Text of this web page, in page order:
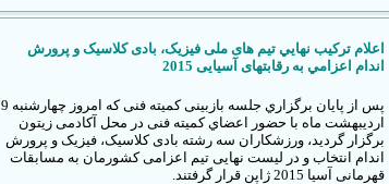
اعلام ترکیب نهايي تیم های ملی فیزیک، بادی کلاسیک و پرورش
اندام اعزامي به رقابتهای آسیایی 2015
پس از پايان برگزاري جلسه بازبینی كميته فنی که امروز چهارشنبه 9
اردیبهشت ماه با حضور اعضاي کمیته فنی در محل آکادمی زیتون
برگزار گرديد، ورزشکاران سه رشته بادی کلاسیک، فیزیک و پرورش
اندام انتخاب و در لیست نهایی تیم اعزامی کشورمان به مسابقات
قهرمانی آسیا 2015 ژاپن قرار گرفتند.